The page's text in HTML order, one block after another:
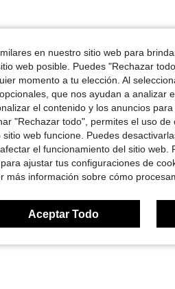
Útil (3)
en nuestro sitio web para
web posible. Puedes "Rechazar
momento a tu elección. Al
que nos ayudan a analizar
el contenido y los anuncios
"Rechazar todo", permites el uso
web funcione. Puedes
el funcionamiento del sitio web.
ajustar tus configuraciones de
más información sobre cómo
Aceptar Todo